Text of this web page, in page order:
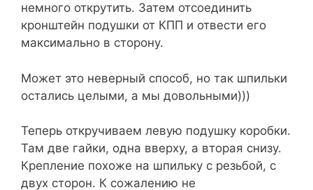
немного открутить. Затем отсоединить
кронштейн подушки от КПП и отвести его
максимально в сторону.
Может это неверный способ, но так шпильки
остались целыми, а мы довольными)))
Теперь откручиваем левую подушку коробки.
Там две гайки, одна вверху, а вторая снизу.
Крепление похоже на шпильку с резьбой, с
двух сторон. К сожалению не